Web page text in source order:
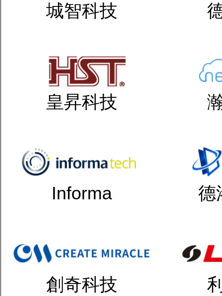
城智科技
皇昇科技
Informa 德
創奇科技